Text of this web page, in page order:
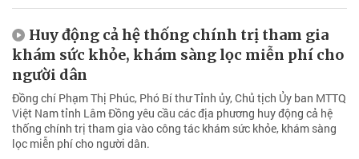
Huy động cả hệ thống chính trị tham gia
khám sức khỏe, khám sàng lọc miễn phí cho
người dân
Đồng chí Phạm Thị Phúc, Phó Bí thư Tỉnh ủy, Chủ tịch Ủy ban MTTQ
Việt Nam tỉnh Lâm Đồng yêu cầu các địa phương huy động cả hệ
thống chính trị tham gia vào công tác khám sức khỏe, khám sàng
lọc miễn phí cho người dân.